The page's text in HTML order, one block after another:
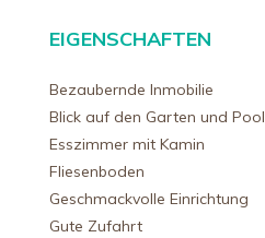
EIGENSCHAFTEN
Bezaubernde Inmobilie
Blick auf den Garten und Pool
Esszimmer mit Kamin
Fliesenboden
Geschmackvolle Einrichtung
Gute Zufahrt